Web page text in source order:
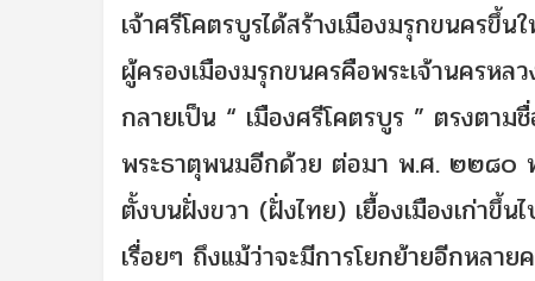
เจ้าศรีโคตรบูรได้สร้างเมืองมรุกขนคร
ผู้ครองเมืองมรุกขนครคือพระเจ้านครห
กลายเป็น “ เมืองศรีโคตรบูร ” ตรงตา
พระธาตุพนมอีกด้วย ต่อมา พ.ศ. ๒๒๘๐ พ
ตั้งบนฝั่งขวา (ฝั่งไทย) เยื้องเมืองเก่าขึ้น
เรื่อยๆ ถึงแม้ว่าจะมีการโยกย้ายอีกหลา